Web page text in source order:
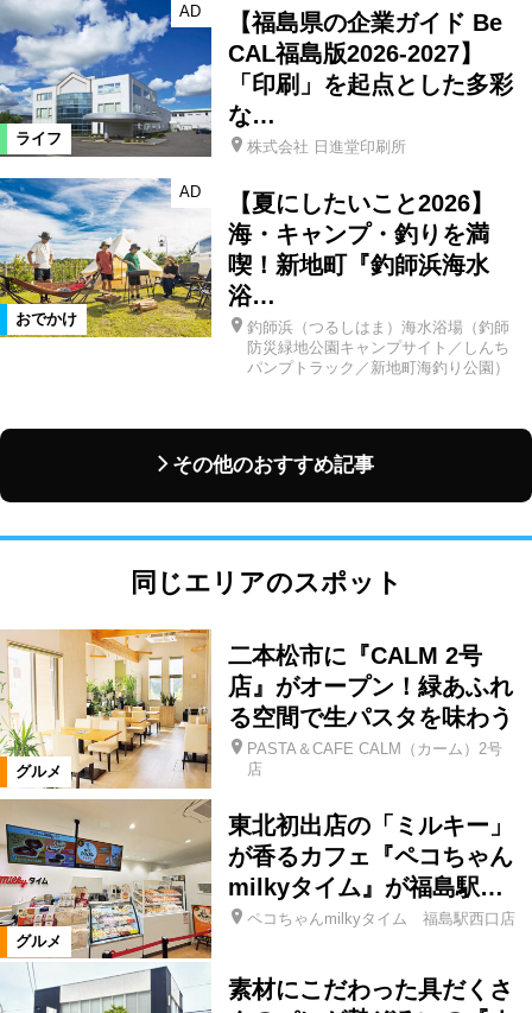
ライフ
AD
【福島県の企業ガイド Be
CAL福島版2026-2027】
「印刷」を起点とした多彩
な…
株式会社 日進堂印刷所
おでかけ
AD
【夏にしたいこと2026】
海・キャンプ・釣りを満
喫！新地町『釣師浜海水
浴…
釣師浜（つるしはま）海水浴場（釣師
防災緑地公園キャンプサイト／しんち
パンプトラック／新地町海釣り公園）
その他のおすすめ記事
同じエリアのスポット
グルメ
二本松市に『CALM 2号
店』がオープン！緑あふれ
る空間で生パスタを味わう
PASTA＆CAFE CALM（カーム）2号
店
グルメ
東北初出店の「ミルキー」
が香るカフェ『ペコちゃん
milkyタイム』が福島駅…
ペコちゃんmilkyタイム 福島駅西口店
素材にこだわった具だくさ